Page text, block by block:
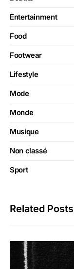
Entertainment
Food
Footwear
Lifestyle
Mode
Monde
Musique
Non classé
Sport
Related Posts